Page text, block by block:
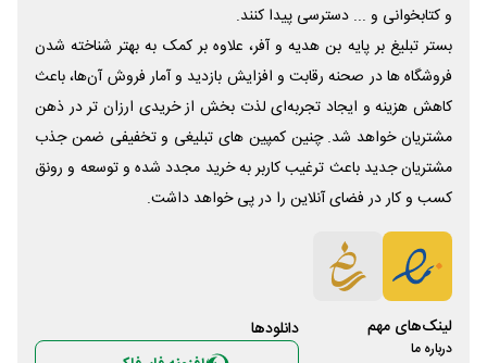
و کتابخوانی و ... دسترسی پیدا کنند.
بستر تبلیغ بر پایه بن هدیه و آفر، علاوه بر کمک به بهتر شناخته شدن
فروشگاه ها در صحنه رقابت و افزایش بازدید و آمار فروش آن‌ها، باعث
کاهش هزینه و ایجاد تجربه‌ای لذت بخش از خریدی ارزان تر در ذهن
مشتریان خواهد شد. چنین کمپین های تبلیغی و تخفیفی ضمن جذب
مشتریان جدید باعث ترغیب کاربر به خرید مجدد شده و توسعه و رونق
کسب و کار در فضای آنلاین را در پی خواهد داشت.
لینک‌های مهم
درباره ما
دانلود‌ها